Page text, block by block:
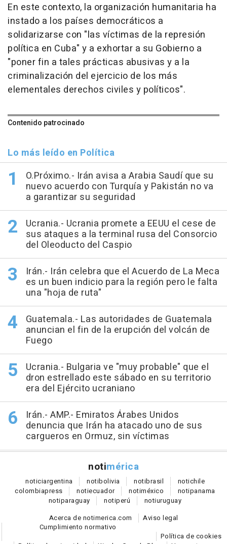
En este contexto, la organización humanitaria ha
instado a los países democráticos a
solidarizarse con "las víctimas de la represión
política en Cuba" y a exhortar a su Gobierno a
"poner fin a tales prácticas abusivas y a la
criminalización del ejercicio de los más
elementales derechos civiles y políticos".
Contenido patrocinado
Lo más leído en Política
O.Próximo.- Irán avisa a Arabia Saudí que su
nuevo acuerdo con Turquía y Pakistán no va
a garantizar su seguridad
Ucrania.- Ucrania promete a EEUU el cese de
sus ataques a la terminal rusa del Consorcio
del Oleoducto del Caspio
Irán.- Irán celebra que el Acuerdo de La Meca
es un buen indicio para la región pero le falta
una "hoja de ruta"
Guatemala.- Las autoridades de Guatemala
anuncian el fin de la erupción del volcán de
Fuego
Ucrania.- Bulgaria ve "muy probable" que el
dron estrellado este sábado en su territorio
era del Ejército ucraniano
Irán.- AMP.- Emiratos Árabes Unidos
denuncia que Irán ha atacado uno de sus
cargueros en Ormuz, sin víctimas
notimérica
noticiargentina notibolivia notibrasil notichile
colombiapress notiecuador notiméxico notipanama
notiparaguay notiperú notiuruguay
Acerca de notimerica.com
Aviso legal
Cumplimiento normativo
Política de cookies